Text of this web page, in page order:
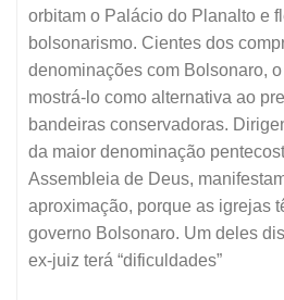
orbitam o Palácio do Planalto e
bolsonarismo. Cientes dos
denominações com Bolsonaro,
mostrá-lo como alternativa ao
bandeiras conservadoras.
da maior denominação
Assembleia de Deus,
aproximação, porque as igrejas
governo Bolsonaro. Um deles
ex-juiz terá “dificuldades”